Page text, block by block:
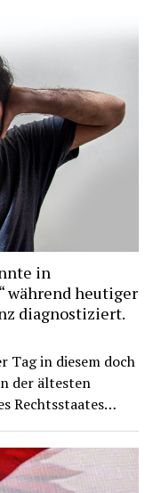
in
während heutiger
diagnostiziert.
Tag in diesem doch
der ältesten
Rechtsstaates…